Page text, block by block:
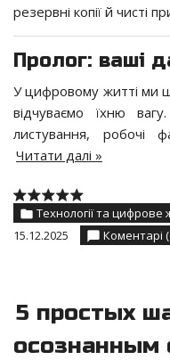
резервні копії й чисті
Пролог: ваші
У цифровому житті ми
відчуваємо їхню
листування, робочі
Читати далі »
Технології та цифрове
15.12.2025
Коментарі
5 простых
осознанным